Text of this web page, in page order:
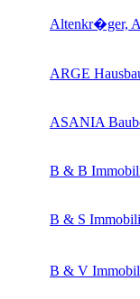
Altenkr�ger,
ARGE
ASANIA
B & B
B & S
B & V